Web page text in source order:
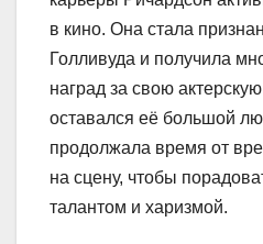
в кино. Она стала
Голливуда и получила
наград за свою
оставался её большой
продолжала время от
на сцену, чтобы
талантом и харизмой.